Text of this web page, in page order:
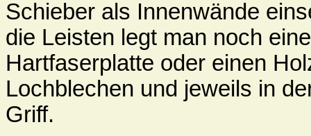
Schieber als Innenwände
die Leisten legt man noch
Hartfaserplatte oder einen
Lochblechen und jeweils in
Griff.